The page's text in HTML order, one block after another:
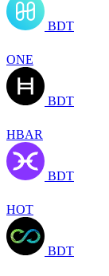
BDT
ONE
BDT
HBAR
BDT
HOT
BDT